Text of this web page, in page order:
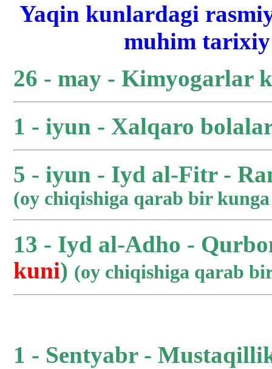
Yaqin kunlardagi
muhim
26 - may - Kimyogarlar
1 - iyun - Xalqaro
5 - iyun - Iyd al-Fitr -
(oy chiqishiga qarab bir
13 - Iyd al-Adho -
kuni) (oy chiqishiga qarab
1 - Sentyabr -